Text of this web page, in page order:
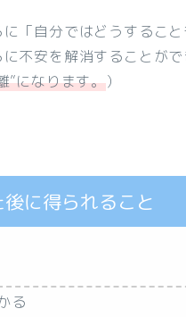
「自分ではどうするこ
不安を解消することが
”になります。）
に得られること
る